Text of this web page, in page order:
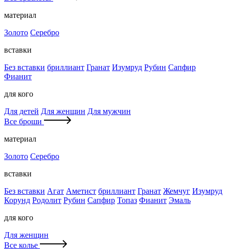
материал
Золото Серебро
вставки
Без вставки бриллиант Гранат Изумруд Рубин Сапфир
Фианит
для кого
Для детей Для женщин Для мужчин
Все броши
материал
Золото Серебро
вставки
Без вставки Агат Аметист бриллиант Гранат Жемчуг Изумруд
Корунд Родолит Рубин Сапфир Топаз Фианит Эмаль
для кого
Для женщин
Все колье